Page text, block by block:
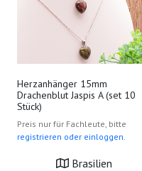
Herzanhänger 15mm
Drachenblut Jaspis A (set 10
Stück)
Preis nur für Fachleute, bitte
registrieren oder einloggen.
Brasilien